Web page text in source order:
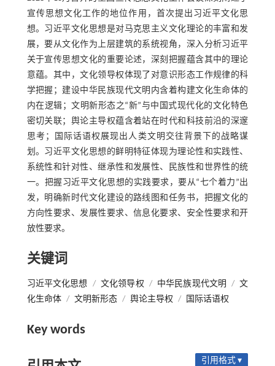
宣传思想文化工作的地位作用，首次提出习近平文化思
想。习近平文化思想是对马克思主义文化理论的丰富和发
展，要从文化作为上层建筑的系统视角，深入分析习近平
关于宣传思想文化的重要论述，深刻把握蕴含其中的理论
意蕴。其中，文化领导权体现了对意识形态工作规律的科
学把握；建设中华民族现代文明内含着构建文化生命体的
内在逻辑；文明新形态之“新”与中国式现代化的文化特色
密切关联；舆论主导权蕴含着站在时代和科技前沿的深邃
思考；国际话语权展现出人类文明交往背景下的战略谋
划。习近平文化思想的鲜明特征体现为理论性和实践性、
系统性和针对性、继承性和发展性、民族性和世界性的统
一。把握习近平文化思想的实践要求，要从“七个着力”出
发，明确新时代文化建设的路线图和任务书，把握文化的
方向性要求、发展性要求、信息化要求、安全性要求和开
放性要求。
关键词
习近平文化思想 / 文化领导权 / 中华民族现代文明 / 文
化生命体 / 文明新形态 / 舆论主导权 / 国际话语权
Key words
引用格式 ▾